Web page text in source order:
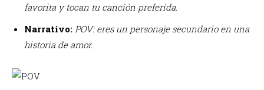
favorita y tocan tu canción preferida.
Narrativo: POV: eres un personaje secundario en una
historia de amor.